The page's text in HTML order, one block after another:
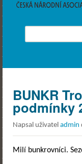
Asociace
Rodea o.s.
BUNKR
podmínky
Napsal uživatel admin
Milí bunkrovníci.